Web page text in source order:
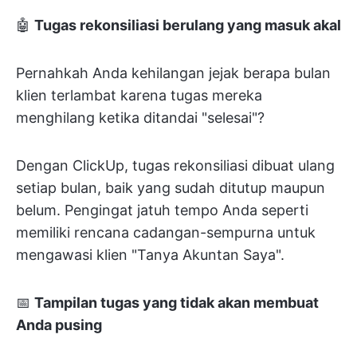
🤖 Tugas rekonsiliasi berulang yang masuk akal
Pernahkah Anda kehilangan jejak berapa bulan
klien terlambat karena tugas mereka
menghilang ketika ditandai "selesai"?
Dengan ClickUp, tugas rekonsiliasi dibuat ulang
setiap bulan, baik yang sudah ditutup maupun
belum. Pengingat jatuh tempo Anda seperti
memiliki rencana cadangan-sempurna untuk
mengawasi klien "Tanya Akuntan Saya".
📅 Tampilan tugas yang tidak akan membuat
Anda pusing